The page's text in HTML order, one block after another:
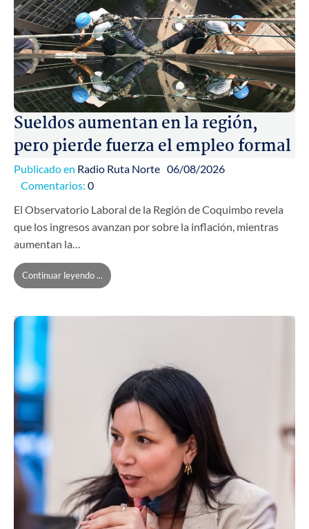
Sueldos aumentan en la región,
pero pierde fuerza el empleo formal
Publicado en Radio Ruta Norte 06/08/2026
Comentarios: 0
El Observatorio Laboral de la Región de Coquimbo revela
que los ingresos avanzan por sobre la inflación, mientras
aumentan la…
Continuar leyendo ...